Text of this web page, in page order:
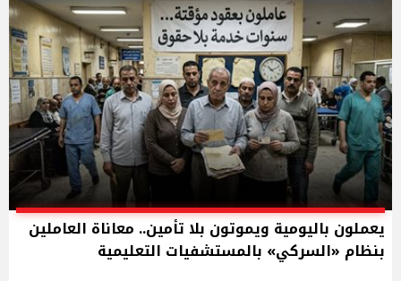
يعملون باليومية ويموتون بلا تأمين.. معاناة العاملين
بنظام «السركي» بالمستشفيات التعليمية